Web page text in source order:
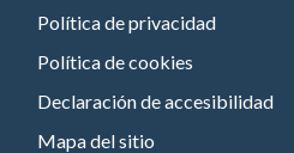
Política de privacidad
Política de cookies
Declaración de accesibilidad
Mapa del sitio